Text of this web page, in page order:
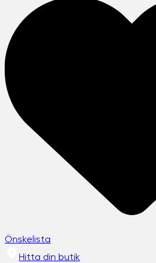
Önskelista
Hitta din butik